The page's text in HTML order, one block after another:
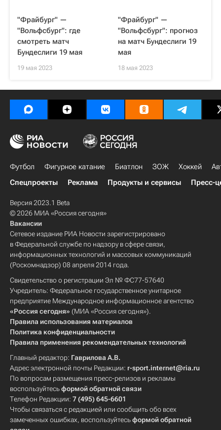
"Фрайбург" —
"Вольфсбург": где
смотреть матч
Бундеслиги 19 мая
19 мая 2023
"Фрайбург" —
"Вольфсбург": прогноз
на матч Бундеслиги 19
мая
18 мая 2023
Футбол Фигурное катание Биатлон ЗОЖ Хоккей
Спецпроекты
Реклама Продукты и сервисы Пресс-
Версия 2023.1 Beta
© 2026 МИА «Россия сегодня»
Вакансии
Сетевое издание РИА Новости зарегистрировано
в Федеральной службе по надзору в сфере связи,
информационных технологий и массовых коммуникаций
(Роскомнадзор) 08 апреля 2014 года.
Свидетельство о регистрации Эл № ФС77-57640
Учредитель: Федеральное государственное унитарное
предприятие Международное информационное агентство
«Россия сегодня» (МИА «Россия сегодня»).
Правила использования материалов
Политика конфиденциальности
Правила применения рекомендательных технологий
Главный редактор: Гаврилова А.В.
Адрес электронной почты Редакции: r-sport.internet@ria.ru
По вопросам размещения пресс-релизов и рекламы
воспользуйтесьформой обратной связи
Телефон Редакции: 7 (495) 645-6601
Чтобы связаться с редакцией или сообщить обо всех
замеченных ошибках, воспользуйтесьформой обратной